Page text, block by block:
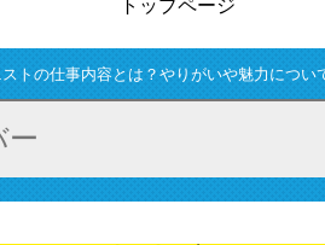
トップページ
ストの仕事内容とは？やりがいや魅力につい